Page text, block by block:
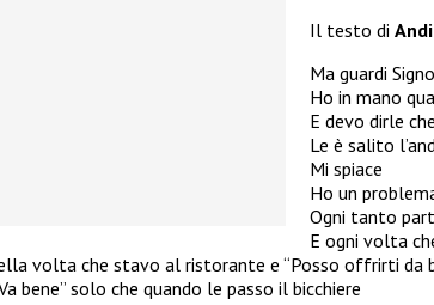
Il testo di
Ma guardi
Ho in mano
E devo dirle
Le è salito
Mi spiace
Ho un
Ogni tanto
E ogni volta
volta che stavo al ristorante e “Posso offrirti da
bene” solo che quando le passo il bicchiere